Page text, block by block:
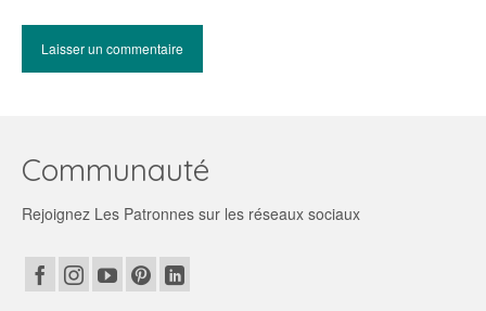
Communauté
Rejoignez Les Patronnes sur les réseaux sociaux